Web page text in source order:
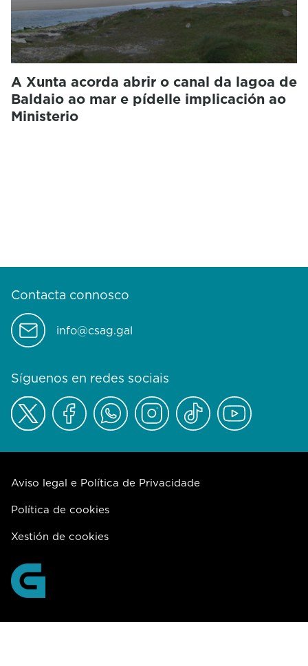
A Xunta acorda abrir o canal da lagoa de
Baldaio ao mar e pídelle implicación ao
Ministerio
Contacta connosco
info@csag.gal
Síguenos en redes sociais
Aviso legal e Política de Privacidade
Política de cookies
Xestión de cookies